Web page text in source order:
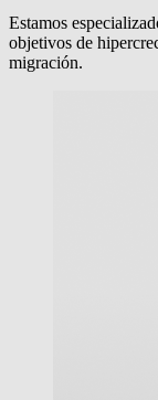
Estamos
objetivos de
migración.